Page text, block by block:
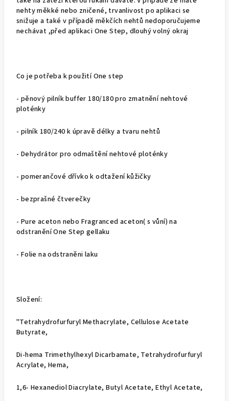
nehty měkké nebo zničené, trvanlivost po aplikaci se
snižuje a také v případě měkčích nehtů nedoporučujeme
nechávat ,před aplikaci One Step, dlouhý volný okraj
Co je potřeba k použití One step
- pěnový pilník buffer 180/180 pro zmatnění nehtové
ploténky
- pilník 180/240 k úpravě délky a tvaru nehtů
- Dehydrátor pro odmaštění nehtové ploténky
- pomerančové dřívko k odtažení kůžičky
- bezprašné čtverečky
- Pure aceton nebo Fragranced aceton( s vůní) na
odstranění One Step gellaku
- Folie na odstraněni laku
Složení:
"Tetrahydrofurfuryl Methacrylate, Cellulose Acetate
Butyrate,
Di-hema Trimethylhexyl Dicarbamate, Tetrahydrofurfuryl
Acrylate, Hema,
1,6- Hexanediol Diacrylate, Butyl Acetate, Ethyl Acetate,